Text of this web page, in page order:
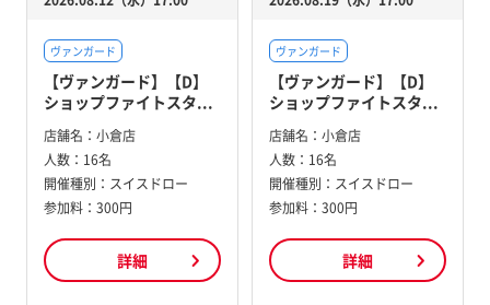
ヴァンガード
【ヴァンガード】【D】
ショップファイトスタ...
店舗名： 小倉店
人数： 16名
開催種別： スイスドロー
参加料： 300円
詳細
ヴァンガード
【ヴァンガード】【D】
ショップファイトスタ...
店舗名： 小倉店
人数： 16名
開催種別： スイスドロー
参加料： 300円
詳細